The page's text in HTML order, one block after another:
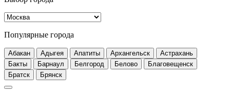
Популярные города
Абакан Адыгея Апатиты Архангельск
Астрахань
Бакты
Барнаул Белгород Белово
Благовещенск
Братск
Брянск